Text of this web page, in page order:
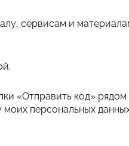
сервисам и
«Отправить код»
персональных